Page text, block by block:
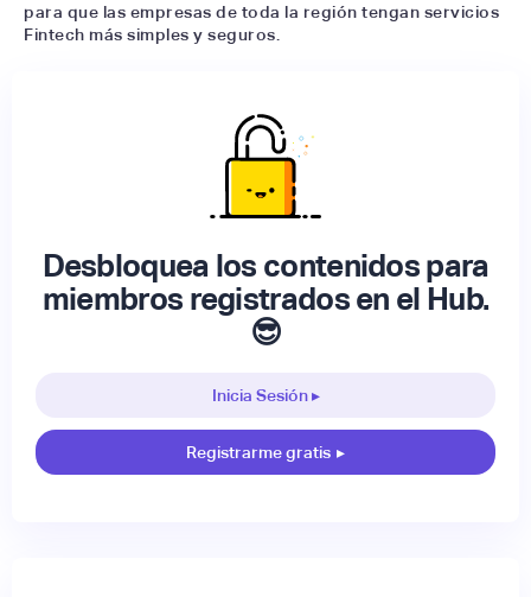
para que las empresas de toda la región tengan servicios
Fintech más simples y seguros.
Desbloquea los contenidos para
miembros registrados en el Hub.
😎
Inicia Sesión ▸
Registrarme gratis ▸